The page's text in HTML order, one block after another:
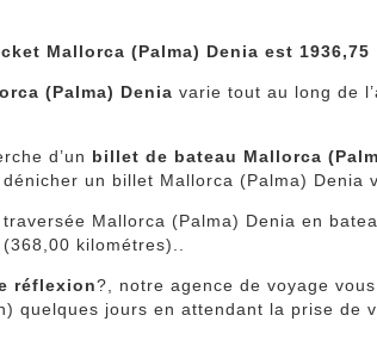
Mallorca (Palma) Denia est 1936,75
(Palma) Denia varie tout au long de
d’un billet de bateau Mallorca
un billet Mallorca (Palma) Denia
Mallorca (Palma) Denia en
kilométres)..
réflexion?, notre agence de voyage
quelques jours en attendant la prise